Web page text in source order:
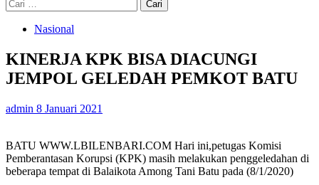
untuk:
Nasional
KINERJA KPK BISA DIACUNGI
JEMPOL GELEDAH PEMKOT BATU
admin 8 Januari 2021
BATU WWW.LBILENBARI.COM Hari ini,petugas Komisi
Pemberantasan Korupsi (KPK) masih melakukan penggeledahan di
beberapa tempat di Balaikota Among Tani Batu pada (8/1/2020)